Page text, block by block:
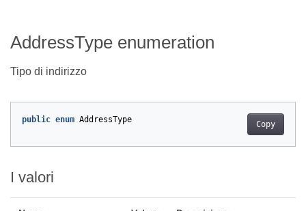
AddressType enumeration
Tipo di indirizzo
Copy
public enum AddressType
I valori